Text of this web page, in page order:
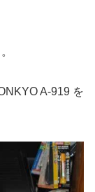
A-919 を